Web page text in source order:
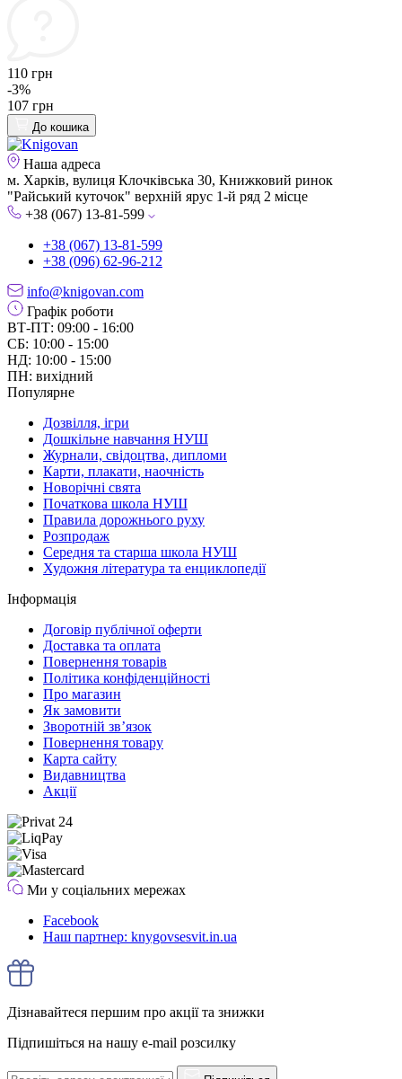
110 грн
-3%
107 грн
До кошика
Наша адреса
м. Харків, вулиця Клочківська 30, Книжковий ринок
"Райський куточок" верхній ярус 1-й ряд 2 місце
+38 (067) 13-81-599
+38 (067) 13-81-599
+38 (096) 62-96-212
info@knigovan.com
Графік роботи
ВТ-ПТ: 09:00 - 16:00
СБ: 10:00 - 15:00
НД: 10:00 - 15:00
ПН: вихідний
Популярне
Дозвілля, ігри
Дошкільне навчання НУШ
Журнали, свідоцтва, дипломи
Карти, плакати, наочність
Новорічні свята
Початкова школа НУШ
Правила дорожнього руху
Розпродаж
Середня та старша школа НУШ
Художня література та енциклопедії
Інформація
Договір публічної оферти
Доставка та оплата
Повернення товарів
Політика конфіденційності
Про магазин
Як замовити
Зворотній зв’язок
Повернення товару
Карта сайту
Видавництва
Акції
Ми у соціальних мережах
Facebook
Наш партнер: knygovsesvit.in.ua
Дізнавайтеся першим про акції та знижки
Підпишіться на нашу e-mail розсилку